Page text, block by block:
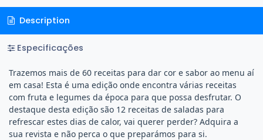
Description
Especificações
Trazemos mais de 60 receitas para dar cor e sabor ao menu aí
em casa! Esta é uma edição onde encontra várias receitas
com fruta e legumes da época para que possa desfrutar. O
destaque desta edição são 12 receitas de saladas para
refrescar estes dias de calor, vai querer perder? Adquira a
sua revista e não perca o que preparámos para si.